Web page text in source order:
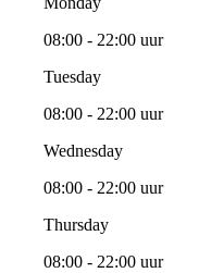
08:00 - 22:00 uur
Tuesday
08:00 - 22:00 uur
Wednesday
08:00 - 22:00 uur
Thursday
08:00 - 22:00 uur